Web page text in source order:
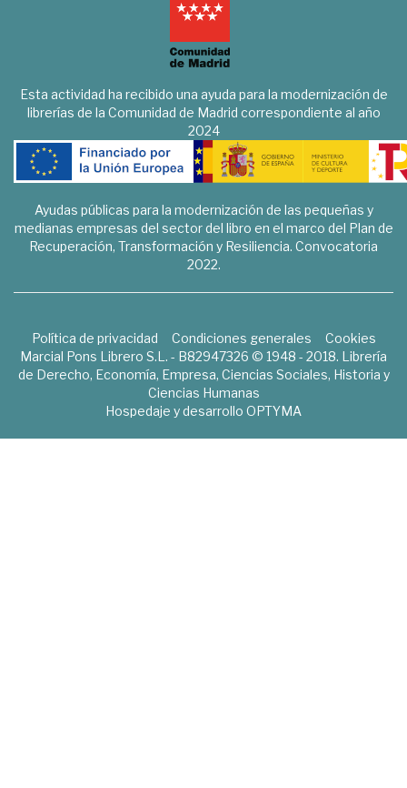
Esta actividad ha recibido una ayuda para la modernización de
librerías de la Comunidad de Madrid correspondiente al año
2024
Ayudas públicas para la modernización de las pequeñas y
medianas empresas del sector del libro en el marco del Plan de
Recuperación, Transformación y Resiliencia. Convocatoria
2022.
Política de privacidad Condiciones generales
Cookies
Marcial Pons Librero S.L. - B82947326 © 1948 - 2018. Librería
de Derecho, Economía, Empresa, Ciencias Sociales, Historia y
Ciencias Humanas
Hospedaje y desarrollo OPTYMA